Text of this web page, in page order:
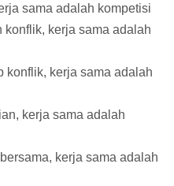
sama adalah kompetisi
konflik, kerja sama adalah
konflik, kerja sama adalah
kerja sama adalah
kerja sama adalah